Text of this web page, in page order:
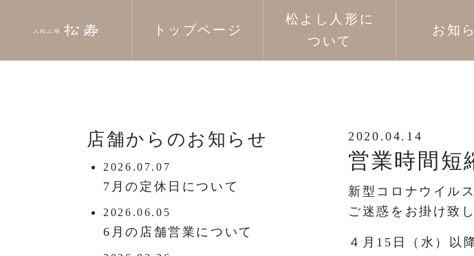
トップページ
松よし人形に
ついて
お知
店舗からのお知らせ
2026.07.07
7月の定休日について
2026.06.05
6月の店舗営業について
2020.04.14
営業時間短
新型コロナウイル
ご迷惑をお掛け致
４月15日（水）以